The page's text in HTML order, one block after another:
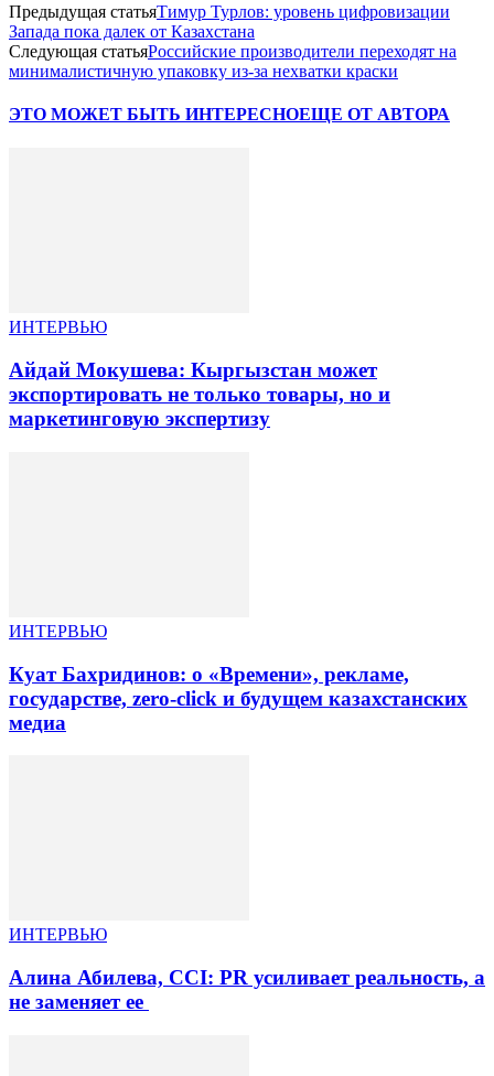
Предыдущая статьяТимур Турлов: уровень цифровизации
Запада пока далек от Казахстана
Следующая статьяРоссийские производители переходят на
минималистичную упаковку из-за нехватки краски
ЭТО МОЖЕТ БЫТЬ ИНТЕРЕСНОЕЩЕ ОТ АВТОРА
ИНТЕРВЬЮ
Айдай Мокушева: Кыргызстан может
экспортировать не только товары, но и
маркетинговую экспертизу
ИНТЕРВЬЮ
Куат Бахридинов: о «Времени», рекламе,
государстве, zero-click и будущем казахстанских
медиа
ИНТЕРВЬЮ
Алина Абилева, CCI: PR усиливает реальность, а
не заменяет ее